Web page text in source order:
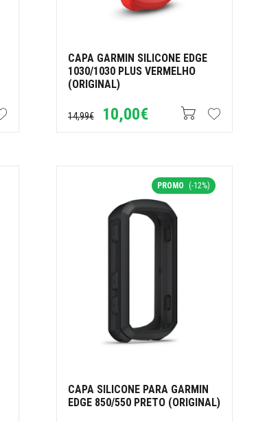
CAPA GARMIN SILICONE EDGE
1030/1030 PLUS VERMELHO
(ORIGINAL)
14,99€ 10,00€
PROMO (-12%)
CAPA SILICONE PARA GARMIN
EDGE 850/550 PRETO (ORIGINAL)